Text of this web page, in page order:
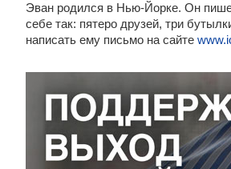
Эван родился в Нью-Йорке. Он
себе так: пятеро друзей, три
написать ему письмо на сайте